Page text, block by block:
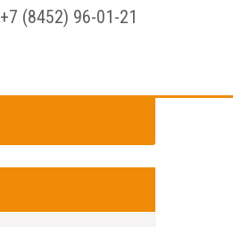
+7 (8452) 96-01-21